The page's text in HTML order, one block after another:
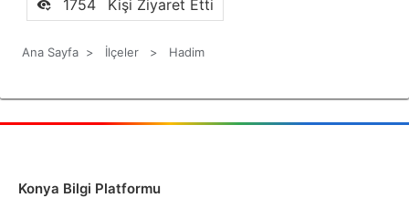
1754 Kişi Ziyaret Etti
Ana Sayfa > İlçeler > Hadim
Konya Bilgi Platformu